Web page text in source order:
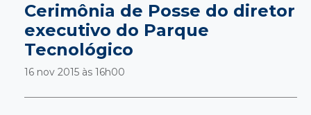
Cerimônia de Posse do diretor
executivo do Parque
Tecnológico
16 nov 2015 às 16h00